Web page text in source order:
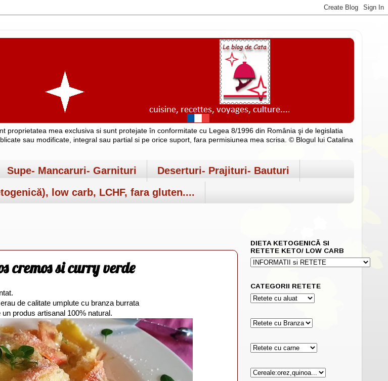
proprietatea mea exclusiva si sunt protejate în conformitate cu Legea 8/1996 din România şi de legislatia
sau modificate, integral sau partial si pe orice suport, fara permisiunea mea scrisa. © Blogul lui Catalina
Supe- Mancaruri- Garnituri
Deserturi- Prajituri- Bauturi
low carb, LCHF, fara gluten....
cremos si curry verde
de calitate umplute cu branza burrata
un produs artisanal 100% natural.
DIETA KETOGENICĂ SI
RETETE KETO/ LOW CARB
CATEGORII RETETE